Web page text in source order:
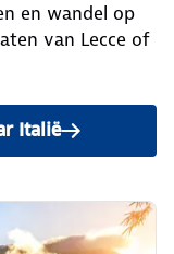
en wandel op
van Lecce of
Italië